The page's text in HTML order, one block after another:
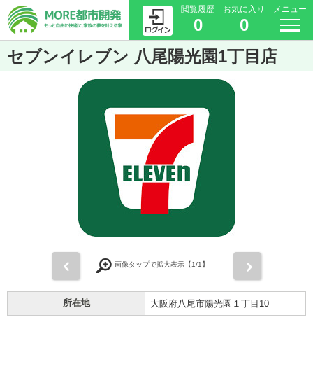
閲覧履歴
0
お気に入り
0
メニュー
セブンイレブン 八尾陽光園1丁目店
画像タップで拡大表示【1/1】
所在地 大阪府八尾市陽光園１丁目10